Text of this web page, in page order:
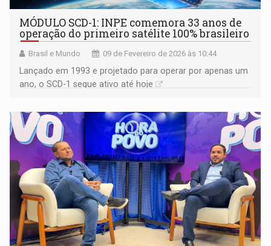
MÓDULO SCD-1: INPE comemora 33 anos de
operação do primeiro satélite 100% brasileiro
Brasil e Mundo 09 de Fevereiro de 2026 às 10:44
Lançado em 1993 e projetado para operar por apenas um
ano, o SCD-1 segue ativo até hoje